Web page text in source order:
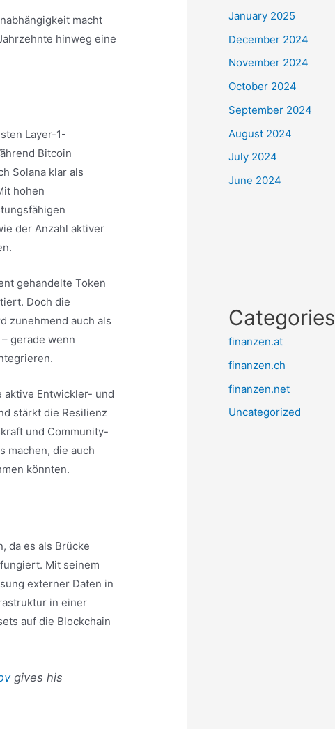
macht
hinweg eine
Layer-1-
Bitcoin
Solana klar als
hohen
der Anzahl aktiver
gehandelte Token
Doch die
zunehmend auch als
gerade wenn
aktive Entwickler- und
stärkt die Resilienz
und Community-
machen, die auch
könnten.
da es als Brücke
Mit seinem
externer Daten in
in einer
auf die Blockchain
gives his
January 2025
December 2024
November 2024
October 2024
September 2024
August 2024
July 2024
June 2024
Categories
finanzen.at
finanzen.ch
finanzen.net
Uncategorized